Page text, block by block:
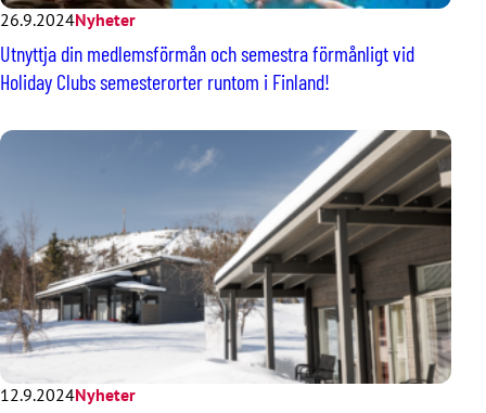
26.9.2024Nyheter
Utnyttja din medlemsförmån och semestra förmånligt vid
Holiday Clubs semesterorter runtom i Finland!
12.9.2024Nyheter